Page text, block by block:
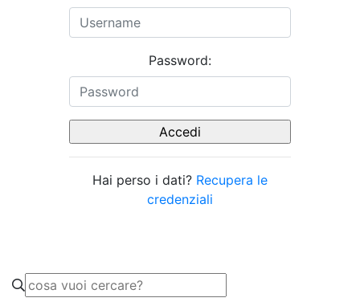
Password:
Hai perso i dati? Recupera le
credenziali